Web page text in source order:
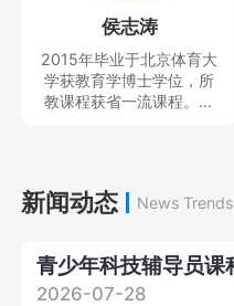
人，主持并完成国家社科
基金青年项目、国家体育
总局决策咨询研究一般项
目、民政部民政政策理论
研究项目、教育部产学合
项，在A&HCI、CSSCI、
北大中文核心等刊物发表
侯志涛
2015年毕业于北京体育大
学获教育学博士学位，所
教课程获省一流课程。现
专家、中国体育科学学会
会员，主持及参与教育部
育大学学报等发表核心期
刊论文10余篇。
新闻动态 News Trends
2026-07-28